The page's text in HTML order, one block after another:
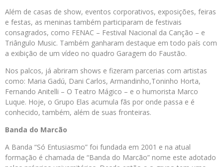
Além de casas de show, eventos corporativos, exposições, feiras
e festas, as meninas também participaram de festivais
consagrados, como FENAC – Festival Nacional da Canção – e
Triângulo Music. Também ganharam destaque em todo país com
a exibição de um vídeo no quadro Garagem do Faustão.
Nos palcos, já abriram shows e fizeram parcerias com artistas
como: Maria Gadú, Dani Carlos, Armandinho,Toninho Horta,
Fernando Anitelli – O Teatro Mágico – e o humorista Marco
Luque. Hoje, o Grupo Elas acumula fãs por onde passa e é
conhecido, também, além de suas fronteiras.
Banda do Marcão
A Banda “Só Entusiasmo” foi fundada em 2001 e na atual
formação é chamada de “Banda do Marcão” nome este adotado